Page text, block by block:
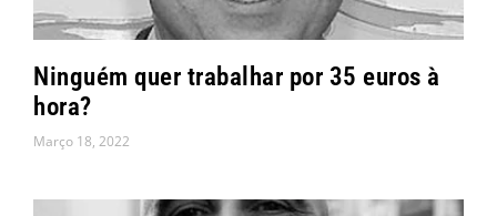
Ninguém quer trabalhar por 35 euros à
hora?
Março 18, 2022